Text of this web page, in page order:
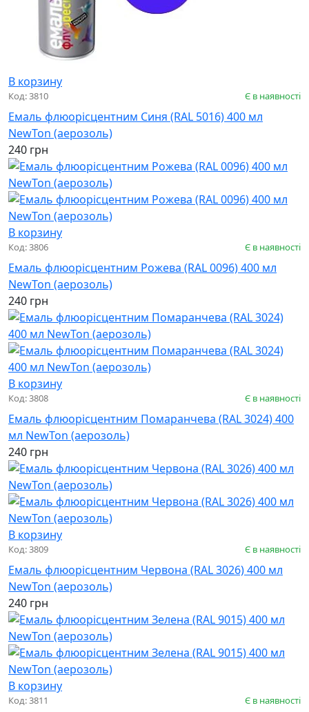
В корзину
Код: 3810 Є в наявності
Емаль флюорісцентним Синя (RAL 5016) 400 мл
NewTon (аерозоль)
240 грн
В корзину
Код: 3806 Є в наявності
Емаль флюорісцентним Рожева (RAL 0096) 400 мл
NewTon (аерозоль)
240 грн
В корзину
Код: 3808 Є в наявності
Емаль флюорісцентним Помаранчева (RAL 3024) 400
мл NewTon (аерозоль)
240 грн
В корзину
Код: 3809 Є в наявності
Емаль флюорісцентним Червона (RAL 3026) 400 мл
NewTon (аерозоль)
240 грн
В корзину
Код: 3811 Є в наявності